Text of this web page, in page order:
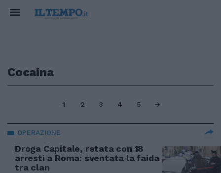
Cocaina
1 2 3 4 5
OPERAZIONE
Droga Capitale, retata con 18
arresti a Roma: sventata la faida
tra clan